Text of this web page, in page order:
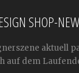
SHOP-
aktuell
auf dem